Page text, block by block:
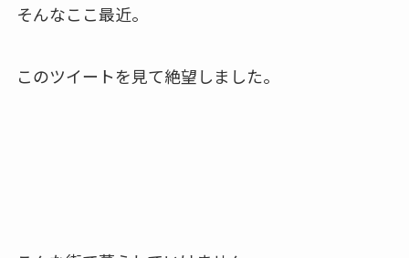
そんなここ最近。
このツイートを見て絶望しました。